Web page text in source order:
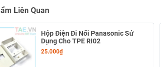
Liên Quan
Hộp Điện Đi Nổi Panasonic Sử
Dụng Cho TPE RI02
25.000₫